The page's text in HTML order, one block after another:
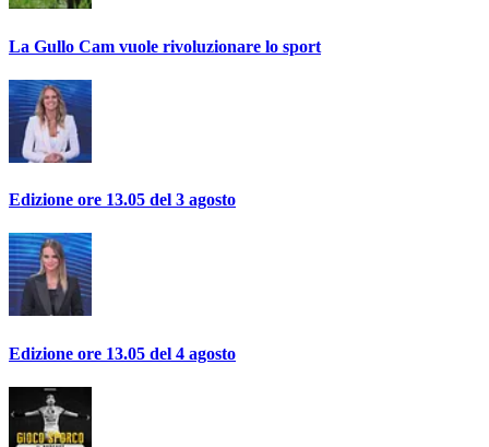
La Gullo Cam vuole rivoluzionare lo sport
Edizione ore 13.05 del 3 agosto
Edizione ore 13.05 del 4 agosto